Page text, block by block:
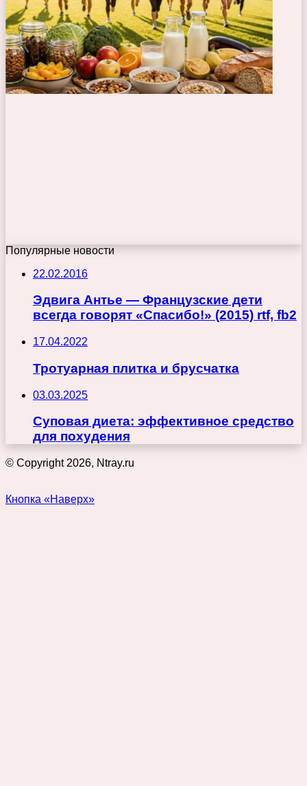
Популярные новости
22.02.2016
Эдвига Антье — Французские дети
всегда говорят «Спасибо!» (2015) rtf, fb2
17.04.2022
Тротуарная плитка и брусчатка
03.03.2025
Суповая диета: эффективное средство
для похудения
© Copyright 2026, Ntray.ru
Кнопка «Наверх»